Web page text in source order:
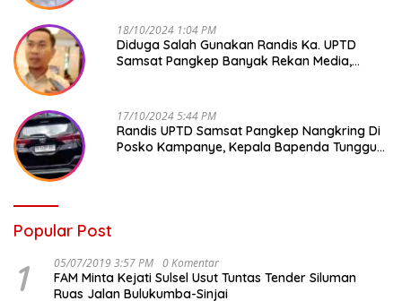
18/10/2024 1:04 PM
Diduga Salah Gunakan Randis Ka. UPTD
Samsat Pangkep Banyak Rekan Media,
17/10/2024 5:44 PM
Randis UPTD Samsat Pangkep Nangkring Di
Posko Kampanye, Kepala Bapenda Tunggu
Popular Post
1 05/07/2019 3:57 PM 0 Komentar
FAM Minta Kejati Sulsel Usut Tuntas Tender Siluman
Ruas Jalan Bulukumba-Sinjai